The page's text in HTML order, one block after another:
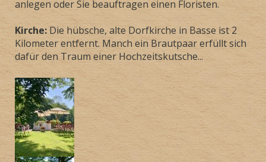
anlegen oder Sie beauftragen einen Floristen.
Kirche: Die hübsche, alte Dorfkirche in Basse ist 2
Kilometer entfernt. Manch ein Brautpaar erfüllt sich
dafür den Traum einer Hochzeitskutsche...